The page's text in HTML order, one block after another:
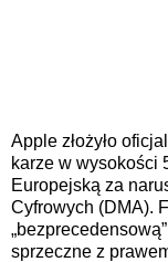
Apple złożyło
karze w wysokości
Europejską za
Cyfrowych (DMA).
sprzeczne z